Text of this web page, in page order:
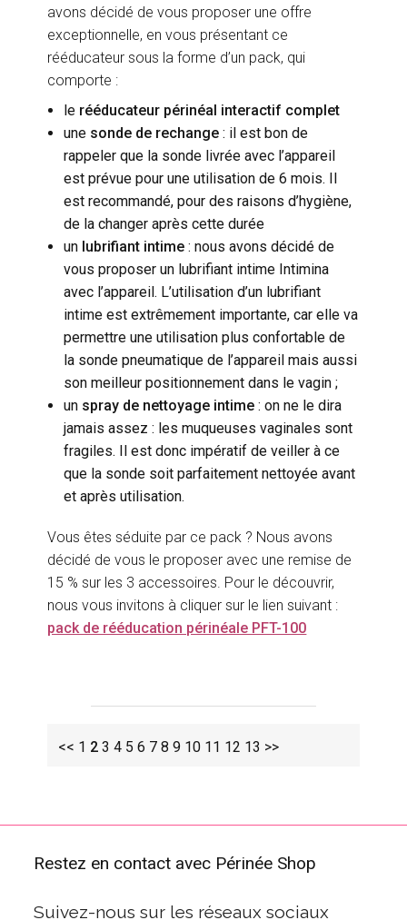
avons décidé de vous proposer une offre
exceptionnelle, en vous présentant ce
rééducateur sous la forme d’un pack, qui
comporte :
le rééducateur périnéal interactif complet
une sonde de rechange : il est bon de
rappeler que la sonde livrée avec l’appareil
est prévue pour une utilisation de 6 mois. Il
est recommandé, pour des raisons d’hygiène,
de la changer après cette durée
un lubrifiant intime : nous avons décidé de
vous proposer un lubrifiant intime Intimina
avec l’appareil. L’utilisation d’un lubrifiant
intime est extrêmement importante, car elle va
permettre une utilisation plus confortable de
la sonde pneumatique de l’appareil mais aussi
son meilleur positionnement dans le vagin ;
un spray de nettoyage intime : on ne le dira
jamais assez : les muqueuses vaginales sont
fragiles. Il est donc impératif de veiller à ce
que la sonde soit parfaitement nettoyée avant
et après utilisation.
Vous êtes séduite par ce pack ? Nous avons
décidé de vous le proposer avec une remise de
15 % sur les 3 accessoires. Pour le découvrir,
nous vous invitons à cliquer sur le lien suivant :
pack de rééducation périnéale PFT-100
<< 1 2 3 4 5 6 7 8 9 10 11 12 13 >>
Restez en contact avec Périnée Shop
Suivez-nous sur les réseaux sociaux